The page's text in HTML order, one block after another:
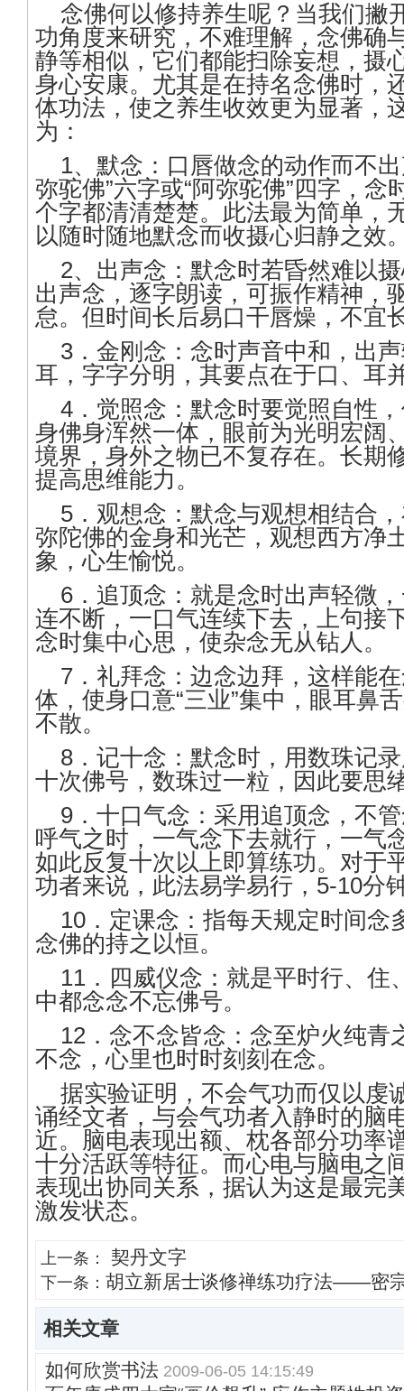
念佛何以修持养生呢？当我们撇
功角度来研究，不难理解，念佛确
静等相似，它们都能扫除妄想，摄
身心安康。尤其是在持名念佛时，
体功法，使之养生收效更为显著，
为：
1、默念：口唇做念的动作而不
弥驼佛”六字或“阿弥驼佛”四字，念
个字都清清楚楚。此法最为简单，
以随时随地默念而收摄心归静之效
2、出声念：默念时若昏然难以
出声念，逐字朗读，可振作精神，
怠。但时间长后易口干唇燥，不宜
3．金刚念：念时声音中和，出
耳，字字分明，其要点在于口、耳
4．觉照念：默念时要觉照自性
身佛身浑然一体，眼前为光明宏阔
境界，身外之物已不复存在。长期
提高思维能力。
5．观想念：默念与观想相结合
弥陀佛的金身和光芒，观想西方净
象，心生愉悦。
6．追顶念：就是念时出声轻微
连不断，一口气连续下去，上句接
念时集中心思，使杂念无从钻人。
7．礼拜念：边念边拜，这样能
体，使身口意“三业”集中，眼耳鼻
不散。
8．记十念：默念时，用数珠记
十次佛号，数珠过一粒，因此要思
9．十口气念：采用追顶念，不
呼气之时，一气念下去就行，一气
如此反复十次以上即算练功。对于
功者来说，此法易学易行，5-10分
10．定课念：指每天规定时间念
念佛的持之以恒。
11．四威仪念：就是平时行、住
中都念念不忘佛号。
12．念不念皆念：念至炉火纯青
不念，心里也时时刻刻在念。
据实验证明，不会气功而仅以虔
诵经文者，与会气功者入静时的脑
近。脑电表现出额、枕各部分功率
十分活跃等特征。而心电与脑电之
表现出协同关系，据认为这是最完
激发状态。
上一条： 契丹文字
下一条： 胡立新居士谈修禅练功疗法——密
相关文章
如何欣赏书法 2009-06-05 14:15:49